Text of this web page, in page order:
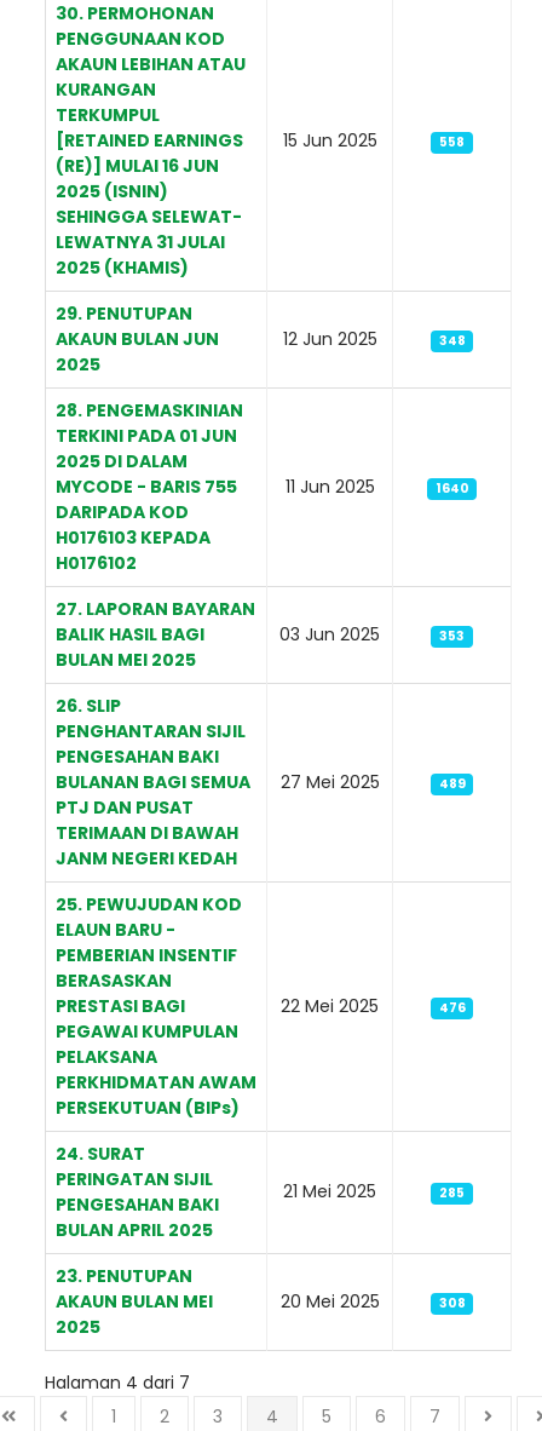
30. PERMOHONAN
PENGGUNAAN KOD
AKAUN LEBIHAN ATAU
KURANGAN
TERKUMPUL
[RETAINED EARNINGS
(RE)] MULAI 16 JUN
2025 (ISNIN)
SEHINGGA SELEWAT-
LEWATNYA 31 JULAI
2025 (KHAMIS)
15 Jun 2025 558
29. PENUTUPAN
AKAUN BULAN JUN
2025
12 Jun 2025 348
28. PENGEMASKINIAN
TERKINI PADA 01 JUN
2025 DI DALAM
MYCODE - BARIS 755
DARIPADA KOD
H0176103 KEPADA
H0176102
11 Jun 2025 1640
27. LAPORAN BAYARAN
BALIK HASIL BAGI
BULAN MEI 2025
03 Jun 2025 353
26. SLIP
PENGHANTARAN SIJIL
PENGESAHAN BAKI
BULANAN BAGI SEMUA
PTJ DAN PUSAT
TERIMAAN DI BAWAH
JANM NEGERI KEDAH
27 Mei 2025 489
25. PEWUJUDAN KOD
ELAUN BARU -
PEMBERIAN INSENTIF
BERASASKAN
PRESTASI BAGI
PEGAWAI KUMPULAN
PELAKSANA
PERKHIDMATAN AWAM
PERSEKUTUAN (BIPs)
22 Mei 2025 476
24. SURAT
PERINGATAN SIJIL
PENGESAHAN BAKI
BULAN APRIL 2025
21 Mei 2025 285
23. PENUTUPAN
AKAUN BULAN MEI
2025
20 Mei 2025 308
Halaman 4 dari 7
1
2 3 4 5 6 7